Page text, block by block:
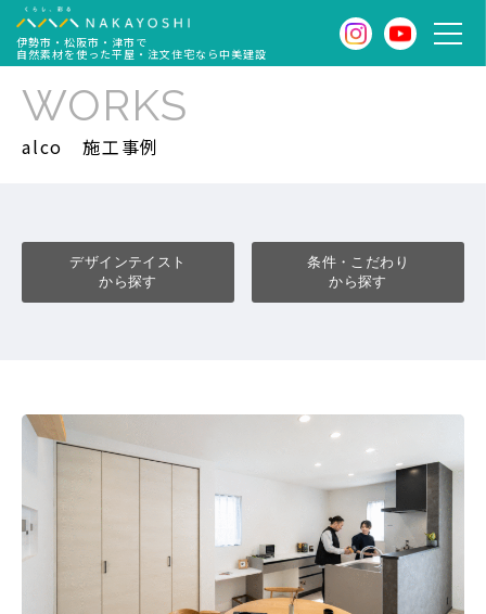
伊勢市・松阪市・津市で
自然素材を使った平屋・注文住宅なら中美建設
WORKS
alco 施工事例
デザインテイスト
から探す
条件・こだわり
から探す